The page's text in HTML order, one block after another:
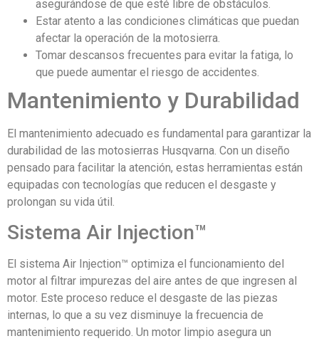
asegurándose de que esté libre de obstáculos.
Estar atento a las condiciones climáticas que puedan
afectar la operación de la motosierra.
Tomar descansos frecuentes para evitar la fatiga, lo
que puede aumentar el riesgo de accidentes.
Mantenimiento y Durabilidad
El mantenimiento adecuado es fundamental para garantizar la
durabilidad de las motosierras Husqvarna. Con un diseño
pensado para facilitar la atención, estas herramientas están
equipadas con tecnologías que reducen el desgaste y
prolongan su vida útil.
Sistema Air Injection™
El sistema Air Injection™ optimiza el funcionamiento del
motor al filtrar impurezas del aire antes de que ingresen al
motor. Este proceso reduce el desgaste de las piezas
internas, lo que a su vez disminuye la frecuencia de
mantenimiento requerido. Un motor limpio asegura un